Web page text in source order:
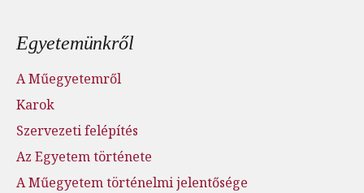
Lábléc menü
Egyetemünkről
A Műegyetemről
Karok
Szervezeti felépítés
Az Egyetem története
A Műegyetem történelmi jelentősége